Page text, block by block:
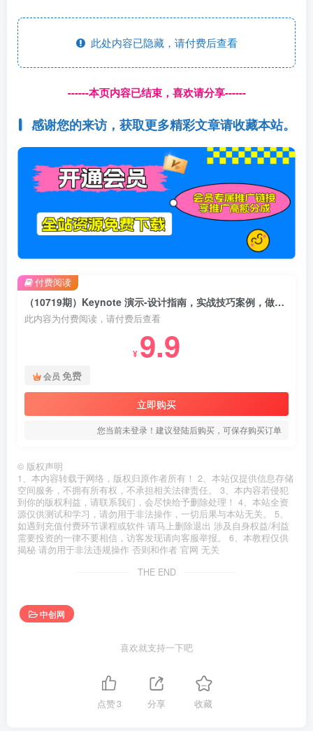
此处内容已隐藏，请付费后查看
------本页内容已结束，喜欢请分享------
感谢您的来访，获取更多精彩文章请收藏本站。
（10719期）Keynote 演示-设计指南，实战技巧案例，做出令人耳目一新的演示作品-74节
此内容为付费阅读，请付费后查看
¥ 9.9
会员 免费
立即购买
您当前未登录！建议登陆后购买，可保存购买订单
付费阅读
© 版权声明
1、本内容转载于网络，版权归原作者所有！ 2、本站仅提供信息存储
空间服务，不拥有所有权，不承担相关法律责任。 3、本内容若侵犯
到你的版权利益，请联系我们，会尽快给予删除处理！ 4、本站全资
源仅供测试和学习，请勿用于非法操作，一切后果与本站无关。 5、
如遇到充值付费环节课程或软件 请马上删除退出 涉及自身权益/利益
需要投资的一律不要相信，访客发现请向客服举报。 6、本教程仅供
揭秘 请勿用于非法违规操作 否则和作者 官网 无关
THE END
中创网
喜欢就支持一下吧
点赞3 分享 收藏